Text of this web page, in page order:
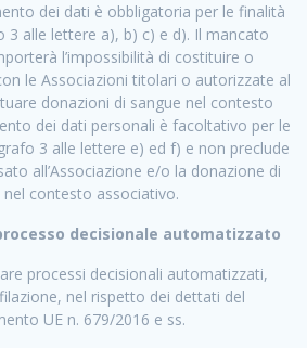
dei dati è obbligatoria per le finalità
3 alle lettere a), b) c) e d). Il mancato
l’impossibilità di costituire o
le Associazioni titolari o autorizzate al
donazioni di sangue nel contesto
dei dati personali è facoltativo per le
3 alle lettere e) ed f) e non preclude
all’Associazione e/o la donazione di
nel contesto associativo.
decisionale automatizzato
processi decisionali automatizzati,
nel rispetto dei dettati del
UE n. 679/2016 e ss.